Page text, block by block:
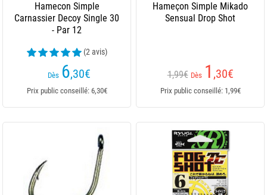
Hamecon Simple
Carnassier Decoy Single 30
- Par 12
(2 avis)
Dès 6,30€
Prix public conseillé: 6,30€
Hameçon Simple Mikado
Sensual Drop Shot
1,99€ Dès 1 ,30€
Prix public conseillé: 1,99€